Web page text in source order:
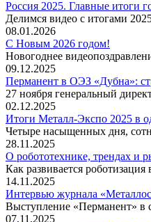
Россия 2025. Главные итоги
Делимся видео с итогами
08.01.2026
С Новым 2026 годом!
Новогоднее
09.12.2025
Перманент в ОЭЗ «Дубна»:
27 ноября генеральный
02.12.2025
Итоги Металл-Экспо 2025 в
Четыре насыщенных дня,
28.11.2025
О робототехнике, трендах и
Как развивается
14.11.2025
Интервью журнала
Выступление «Перманент» в
07.11.2025